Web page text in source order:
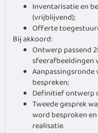
Inventarisatie en
(vrijblijvend);
Offerte
Bij akkoord:
Ontwerp passend
sfeerafbeeldingen
bespreken;
Definitief ontwerp
Tweede gesprek
word besproken
realisatie.